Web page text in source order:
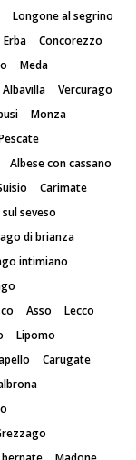
Longone al segrino
Erba
Concorezzo
Meda
Albavilla
Vercurago
Monza
Albese con cassano
Carimate
seveso
di brianza
intimiano
Asso
Lecco
Lipomo
Carugate